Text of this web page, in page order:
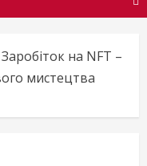
Заробіток на NFT –
мистецтва